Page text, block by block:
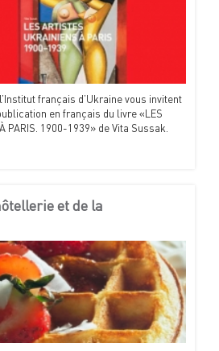
français d’Ukraine vous invitent
en français du livre «LES
PARIS. 1900-1939» de Vita Sussak.
et de la